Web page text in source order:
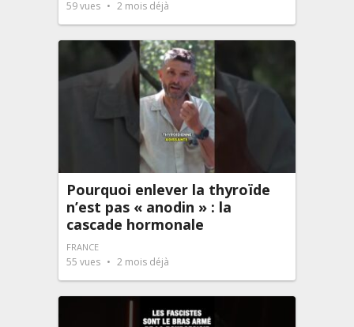
59vues 2 mois déjà
Pourquoi enlever la thyroïde
n’est pas « anodin » : la
cascade hormonale
FRANCE
55 vues 2 mois déjà